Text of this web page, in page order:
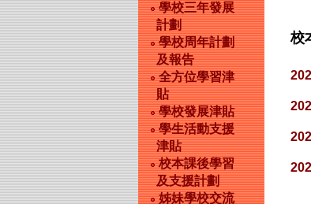
學校三年發展
計劃
學校周年計劃
及報告
全方位學習津
貼
學校發展津貼
學生活動支援
津貼
校本課後學習
及支援計劃
姊妹學校交流
校